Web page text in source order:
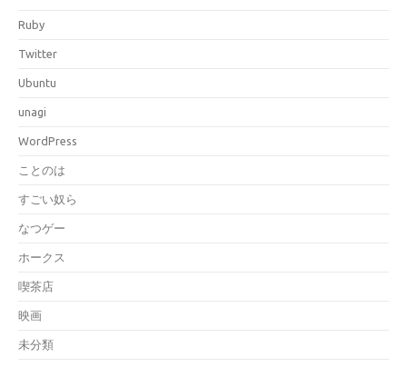
Ruby
Twitter
Ubuntu
unagi
WordPress
ことのは
すごい奴ら
なつゲー
ホークス
喫茶店
映画
未分類